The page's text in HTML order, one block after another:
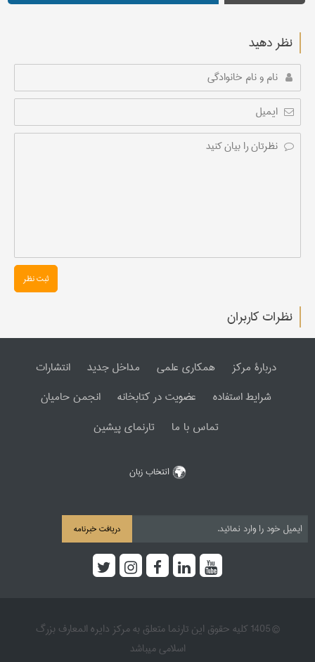
نظر دهید
ثبت نظر
نظرات کاربران
دربارۀ مرکز همکاری علمی مداخل جدید
انتشارات
شرایط استفاده
عضویت در کتابخانه
انجمن حامیان
تماس با ما
تارنمای پیشین
انتخاب زبان
دریافت خبرنامه
© 1405 کلیه حقوق این تارنما متعلق به مرکز دایره المعارف بزرگ
اسلامی میباشد